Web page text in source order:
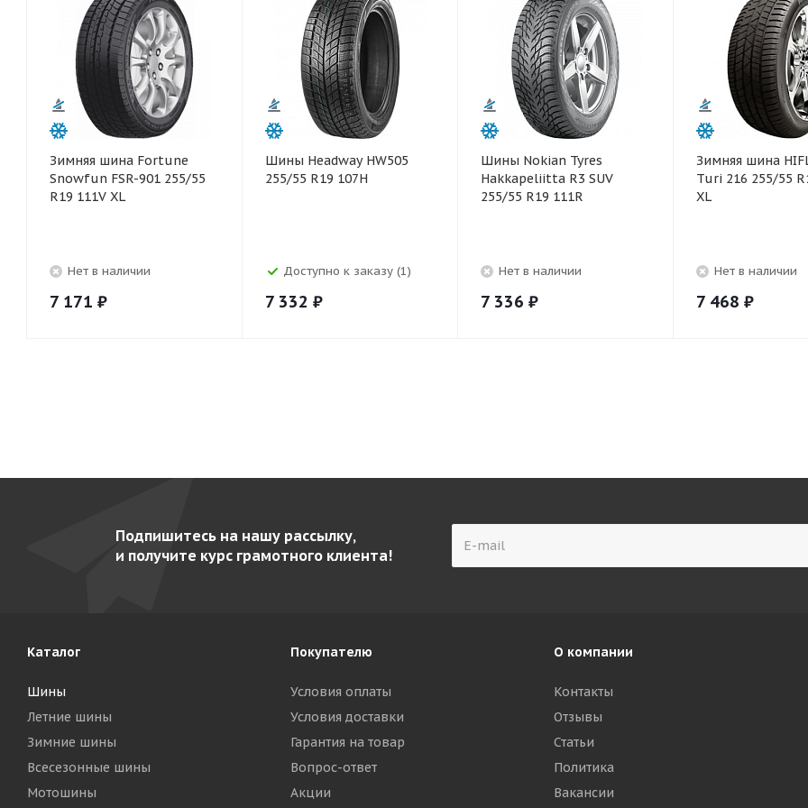
Зимняя шина Fortune
Snowfun FSR-901 255/55
R19 111V XL
Нет в наличии
7 171 ₽
Шины Headway HW505
255/55 R19 107H
Доступно к заказу (1)
7 332 ₽
Шины Nokian Tyres
Hakkapeliitta R3 SUV
255/55 R19 111R
Нет в наличии
7 336 ₽
Зимняя шина
Turi 216 255/55
XL
Нет в наличии
7 468 ₽
Подпишитесь на нашу рассылку,
и получите курс грамотного клиента!
Каталог
Шины
Летние шины
Зимние шины
Всесезонные шины
Мотошины
Покупателю
Условия оплаты
Условия доставки
Гарантия на товар
Вопрос-ответ
Акции
О компании
Контакты
Отзывы
Статьи
Политика
Вакансии